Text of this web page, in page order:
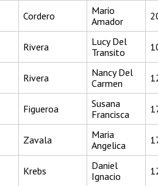
Cordero
Mario
Amador
Rivera
Lucy Del
Transito
Rivera
Nancy Del
Carmen
Figueroa
Susana
Francisca
Zavala
Maria
Angelica
Krebs
Daniel
Ignacio